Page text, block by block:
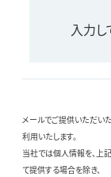
入力
メールでご提供いただい
利用いたします。
当社では個人情報を、
て提供する場合を除き、